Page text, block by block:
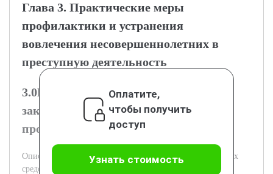
Глава 3. Практические меры
профилактики и устранения
вовлечения несовершеннолетних в
преступную деятельность
3.0Государственные программы и
законодательные меры по
профилактике вовлечения
Описание государственных инициатив и законодательных
средств против вовлечения несовершеннолетних.
Оплатите,
чтобы получить
доступ
Узнать стоимость